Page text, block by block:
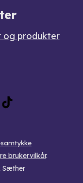
og produkter
brukervilkår.
Sæther